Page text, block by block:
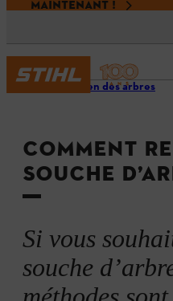
MAINTENANT !
Entretien des arbres
COMMENT
SOUCHE
Si vous
souche